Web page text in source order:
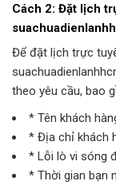
Cách 2: Đặt lịch
Để đặt lịch trực
theo yêu cầu, bao
* Tên khách
* Địa chỉ khách
* Lỗi lò vi sóng
* Thời gian bạn